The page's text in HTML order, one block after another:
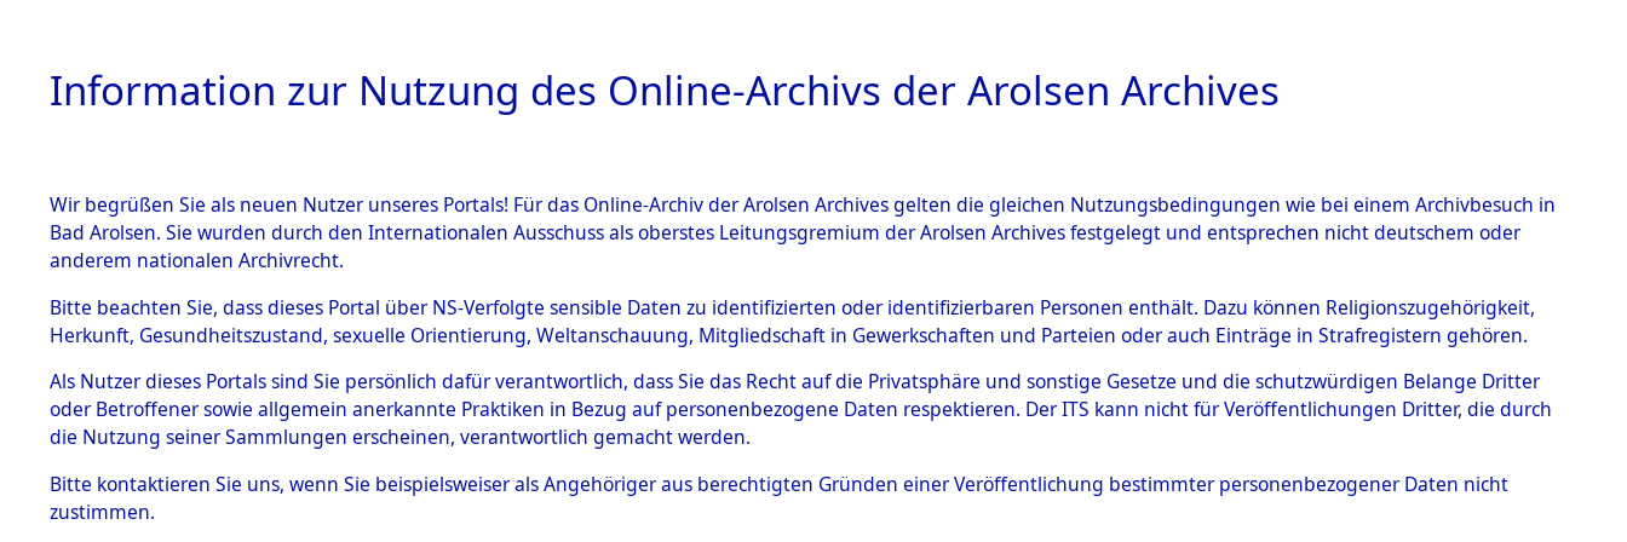
HOME BESTANDSBESCHREIBUNG ARCHIVALE ÜBERSICHT BILD
BESTÄNDE
Inhaftierungsdoku
mente
5. Verschiedenes
Todesmärsche
5.3.1 Alliierte
Ermittlungen zu den Orten Fahls - Geltendorf→0003 (84598029)
→0112 (84598141)
0112 (84598141)
Information zur Nutzung des Online-Archivs der Arolsen Archives
Wir begrüßen Sie als neuen Nutzer unseres Portals! Für das Online-Archiv der Arolsen Archives gelten die gleichen Nutzungsbedingungen wie bei einem Archivbesuch in
Bad Arolsen. Sie wurden durch den Internationalen Ausschuss als oberstes Leitungsgremium der Arolsen Archives festgelegt und entsprechen nicht deutschem oder
anderem nationalen Archivrecht.
Bitte beachten Sie, dass dieses Portal über NS-Verfolgte sensible Daten zu identifizierten oder identifizierbaren Personen enthält. Dazu können Religionszugehörigkeit,
Herkunft, Gesundheitszustand, sexuelle Orientierung, Weltanschauung, Mitgliedschaft in Gewerkschaften und Parteien oder auch Einträge in Strafregistern gehören.
Als Nutzer dieses Portals sind Sie persönlich dafür verantwortlich, dass Sie das Recht auf die Privatsphäre und sonstige Gesetze und die schutzwürdigen Belange Dritter
oder Betroffener sowie allgemein anerkannte Praktiken in Bezug auf personenbezogene Daten respektieren. Der ITS kann nicht für Veröffentlichungen Dritter, die durch
die Nutzung seiner Sammlungen erscheinen, verantwortlich gemacht werden.
Bitte kontaktieren Sie uns, wenn Sie beispielsweiser als Angehöriger aus berechtigten Gründen einer Veröffentlichung bestimmter personenbezogener Daten nicht
zustimmen.